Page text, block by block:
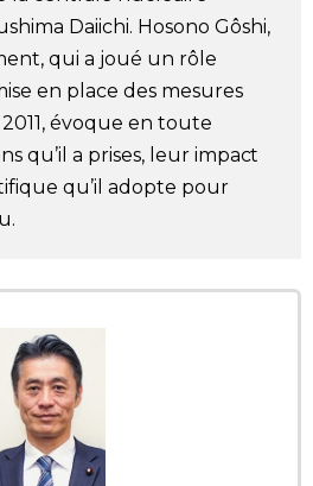
official SNS
Daiichi. Hosono Gôshi,
qui a joué un rôle
en place des mesures
évoque en toute
qu’il a prises, leur impact
qu’il adopte pour